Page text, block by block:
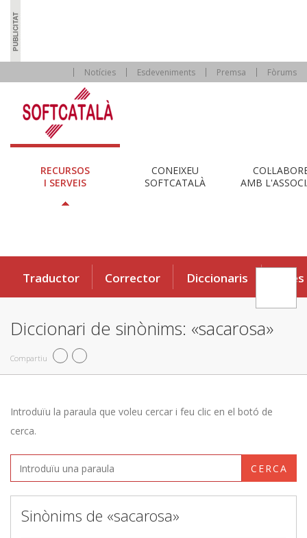
Notícies Esdeveniments Premsa Fòrums
RECURSOS
I SERVEIS
CONEIXEU
SOFTCATALÀ
AMB
Traductor Corrector Diccionaris Eines
Diccionari de sinònims: «sacarosa»
Compartiu
Introduïu la paraula que voleu cercar i feu clic en el botó de
cerca.
CERCA
Sinònims de «sacarosa»